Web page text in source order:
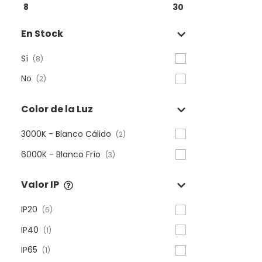
8 30
En Stock
Sí (8)
No (2)
Color de la Luz
3000K - Blanco Cálido (2)
6000K - Blanco Frío (3)
Valor IP
IP20 (6)
IP40 (1)
IP65 (1)